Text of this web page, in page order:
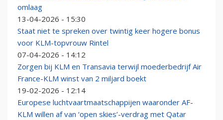
omlaag
13-04-2026 - 15:30
Staat niet te spreken over twintig keer hogere bonus
voor KLM-topvrouw Rintel
07-04-2026 - 14:12
Zorgen bij KLM en Transavia terwijl moederbedrijf Air
France-KLM winst van 2 miljard boekt
19-02-2026 - 12:14
Europese luchtvaartmaatschappijen waaronder AF-
KLM willen af van ‘open skies’-verdrag met Qatar